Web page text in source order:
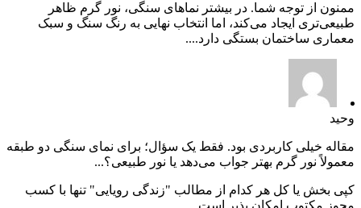
ممنون از توجه شما. در بیشتر نماهای سنگی، نور گرم ظاهر
طبیعی‌تری ایجاد می‌کند، اما انتخاب نهایی به رنگ سنگ و سبک
معماری ساختمان بستگی دارد....
وحید
مقاله خیلی کاربردی بود. فقط یک سؤال؛ برای نمای سنگی دو طبقه
معمولاً نور گرم بهتر جواب می‌دهد یا نور طبیعی؟...
کپی بخش یا کل هر کدام از مطالب "زندگی رویایی" تنها با کسب